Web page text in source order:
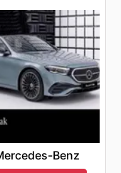
Benz